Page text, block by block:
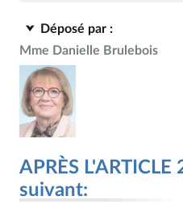
Déposé par :
Mme Danielle Brulebois
APRÈS
suivant: